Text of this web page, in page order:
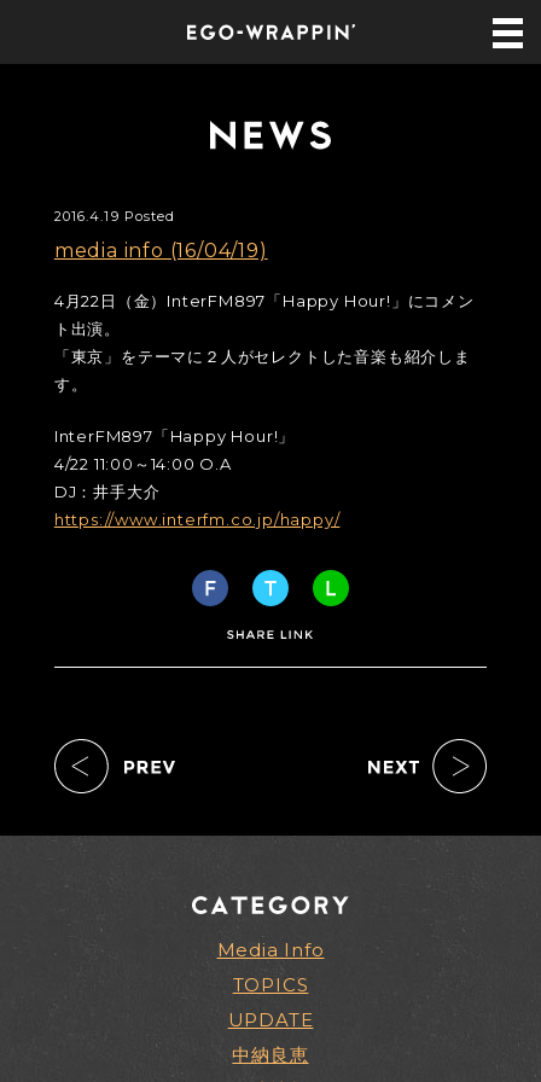
2016.4.19 Posted
media info (16/04/19)
4月22日（金）InterFM897「Happy Hour!」にコメン
ト出演。
「東京」をテーマに２人がセレクトした音楽も紹介しま
す。
InterFM897「Happy Hour!」
4/22 11:00～14:00 O.A
DJ：井手大介
https://www.interfm.co.jp/happy/
Media Info
TOPICS
UPDATE
中納良恵